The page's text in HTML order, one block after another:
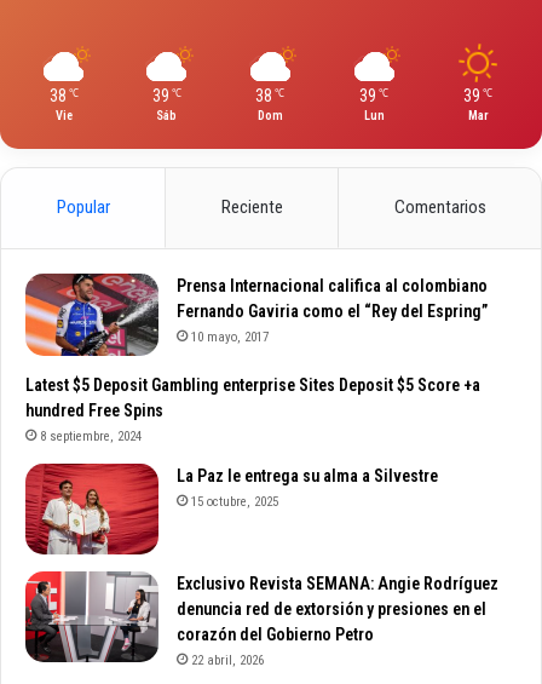
38 ℃
Vie
39 ℃
Sáb
38 ℃
Dom
39 ℃
Lun
39 ℃
Mar
Popular Reciente Comentarios
Prensa Internacional califica al colombiano
Fernando Gaviria como el “Rey del Espring”
10 mayo, 2017
Latest $5 Deposit Gambling enterprise Sites Deposit $5 Score +a
hundred Free Spins
8 septiembre, 2024
La Paz le entrega su alma a Silvestre
15 octubre, 2025
Exclusivo Revista SEMANA: Angie Rodríguez
denuncia red de extorsión y presiones en el
corazón del Gobierno Petro
22 abril, 2026